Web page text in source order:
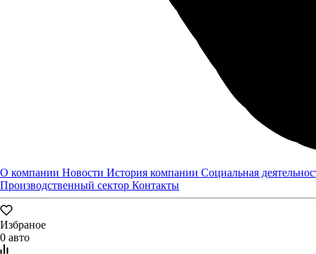
О компании Новости История компании Социальная
Производственный сектор Контакты
Избраное
0 авто